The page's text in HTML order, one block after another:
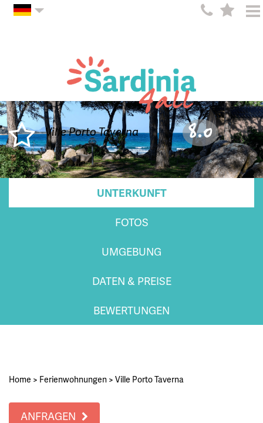
Ville Porto Taverna 8.0
UNTERKUNFT
FOTOS
UMGEBUNG
DATEN & PREISE
BEWERTUNGEN
Home > Ferienwohnungen > Ville Porto Taverna
ANFRAGEN